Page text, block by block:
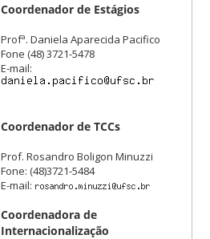
Coordenador de Estágios
Profª. Daniela Aparecida Pacifico
Fone (48) 3721-5478
E-mail:
Coordenador de TCCs
Prof. Rosandro Boligon Minuzzi
Fone: (48)3721-5484
E-mail:
Coordenadora de
Internacionalização